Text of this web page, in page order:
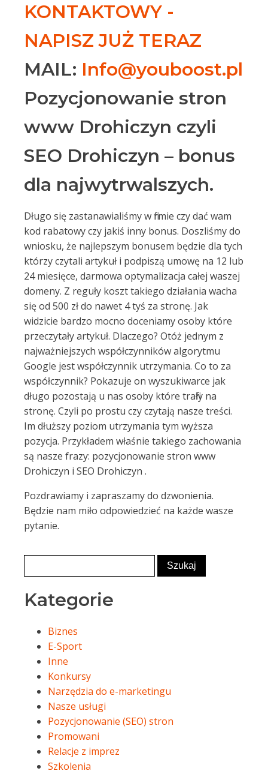
KONTAKTOWY -
NAPISZ JUŻ TERAZ
MAIL: Info@youboost.pl
Pozycjonowanie stron
www Drohiczyn czyli
SEO Drohiczyn – bonus
dla najwytrwalszych.
Długo się zastanawialiśmy w firmie czy dać wam
kod rabatowy czy jakiś inny bonus. Doszliśmy do
wniosku, że najlepszym bonusem będzie dla tych
którzy czytali artykuł i podpiszą umowę na 12 lub
24 miesięce, darmowa optymalizacja całej waszej
domeny. Z reguły koszt takiego działania wacha
się od 500 zł do nawet 4 tyś za stronę. Jak
widzicie bardzo mocno doceniamy osoby które
przeczytały artykuł. Dlaczego? Otóż jednym z
najważniejszych współczynników algorytmu
Google jest współczynnik utrzymania. Co to za
współczynnik? Pokazuje on wyszukiwarce jak
długo pozostają u nas osoby które trafiły na
stronę. Czyli po prostu czy czytają nasze treści.
Im dłuższy poziom utrzymania tym wyższa
pozycja. Przykładem właśnie takiego zachowania
są nasze frazy: pozycjonowanie stron www
Drohiczyn i SEO Drohiczyn .
Pozdrawiamy i zapraszamy do dzwonienia.
Będzie nam miło odpowiedzieć na każde wasze
pytanie.
Kategorie
Biznes
E-Sport
Inne
Konkursy
Narzędzia do e-marketingu
Nasze usługi
Pozycjonowanie (SEO) stron
Promowani
Relacje z imprez
Szkolenia